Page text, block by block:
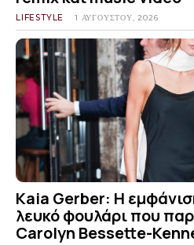
LIFESTYLE 1 ΑΥΓΟΎΣΤΟΥ, 2026
Kaia Gerber: Η
λευκό φουλάρι που
Carolyn Bessette-